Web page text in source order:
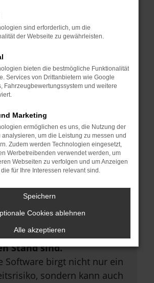
Webseiten, zum
Suchmaschine?
Erweiterungen, wie
können das Laden
Seiten verhindern.
die Seite in einem
Browser oder in einem
Gerät neu.
manchmal helfen,
Probleme zu
dass dein Browser
Betriebssystem auf dem
Stand sind.
Software birgt nicht nur ein
sondern kann auch
sind erforderlich, um die
der Webseite zu gewährleisten.
bieten die bestmögliche Funktionalität
Services von Drittanbietern wie Google
Fahrzeugbewertungssystem und weitere
Marketing
ermöglichen es uns, die Nutzung der
analysieren, um die Leistung zu messen und
Zudem werden Technologien eingesetzt,
Werbetreibenden verwendet werden, um
Webseiten zu verfolgen und um Anzeigen
für Ihre Interessen relevant sind.
Speichern
Cookies ablehnen
Alle akzeptieren